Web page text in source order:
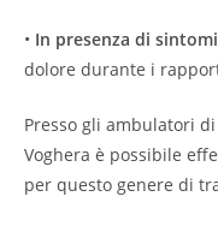
• In presenza di
dolore durante i
Presso gli ambulatori
Voghera è possibile
per questo genere di